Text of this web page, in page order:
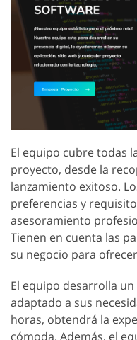
El equipo cubre todas
proyecto, desde la
lanzamiento exitoso.
preferencias y
asesoramiento
Tienen en cuenta las
su negocio para
El equipo desarrolla
adaptado a sus
horas, obtendrá la
cómoda. Además, el